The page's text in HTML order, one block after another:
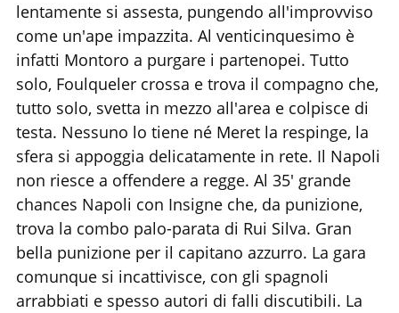
lentamente si assesta, pungendo all'improvviso
come un'ape impazzita. Al venticinquesimo è
infatti Montoro a purgare i partenopei. Tutto
solo, Foulqueler crossa e trova il compagno che,
tutto solo, svetta in mezzo all'area e colpisce di
testa. Nessuno lo tiene né Meret la respinge, la
sfera si appoggia delicatamente in rete. Il Napoli
non riesce a offendere a regge. Al 35' grande
chances Napoli con Insigne che, da punizione,
trova la combo palo-parata di Rui Silva. Gran
bella punizione per il capitano azzurro. La gara
comunque si incattivisce, con gli spagnoli
arrabbiati e spesso autori di falli discutibili. La